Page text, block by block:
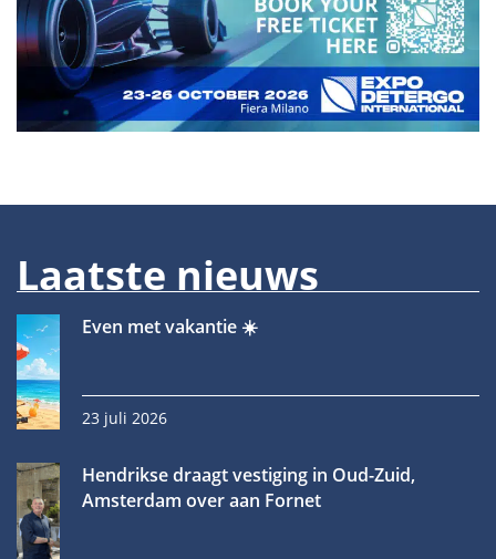
Laatste nieuws
Even met vakantie ☀️
23 juli 2026
Hendrikse draagt vestiging in Oud-Zuid,
Amsterdam over aan Fornet